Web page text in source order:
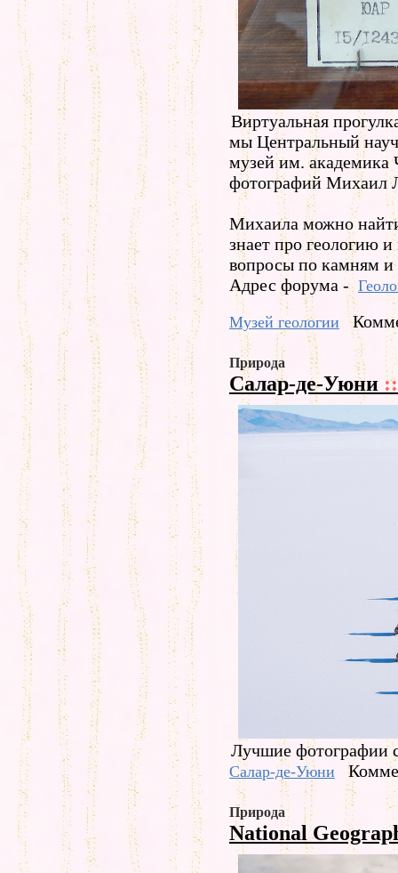
Виртуальная
мы Центральный
музей им.
фотографий Михаил
Михаила можно
знает про геологию и
вопросы по камням
Адрес форума -
Музей геологии
Природа
Салар-де-Уюни ::
Лучшие фотографии
Салар-де-Уюни
Природа
National